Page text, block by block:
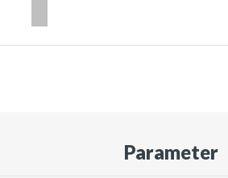
Parameter